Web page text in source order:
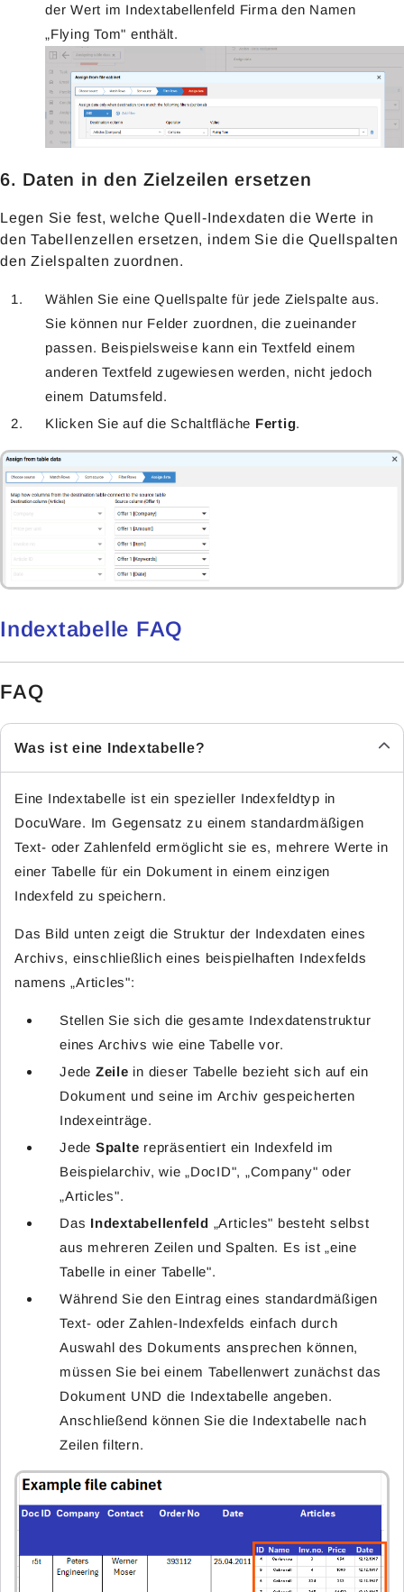
der Wert im Indextabellenfeld Firma den Namen
„Flying Tom" enthält.
6. Daten in den Zielzeilen ersetzen
Legen Sie fest, welche Quell-Indexdaten die Werte in
den Tabellenzellen ersetzen, indem Sie die Quellspalten
den Zielspalten zuordnen.
Wählen Sie eine Quellspalte für jede Zielspalte aus.
Sie können nur Felder zuordnen, die zueinander
passen. Beispielsweise kann ein Textfeld einem
anderen Textfeld zugewiesen werden, nicht jedoch
einem Datumsfeld.
Klicken Sie auf die Schaltfläche Fertig.
Indextabelle FAQ
FAQ
Was ist eine Indextabelle?
Eine Indextabelle ist ein spezieller Indexfeldtyp in
DocuWare. Im Gegensatz zu einem standardmäßigen
Text- oder Zahlenfeld ermöglicht sie es, mehrere Werte in
einer Tabelle für ein Dokument in einem einzigen
Indexfeld zu speichern.
Das Bild unten zeigt die Struktur der Indexdaten eines
Archivs, einschließlich eines beispielhaften Indexfelds
namens „Articles":
Stellen Sie sich die gesamte Indexdatenstruktur
eines Archivs wie eine Tabelle vor.
Jede Zeile in dieser Tabelle bezieht sich auf ein
Dokument und seine im Archiv gespeicherten
Indexeinträge.
Jede Spalte repräsentiert ein Indexfeld im
Beispielarchiv, wie „DocID", „Company" oder
„Articles".
Das Indextabellenfeld „Articles" besteht selbst
aus mehreren Zeilen und Spalten. Es ist „eine
Tabelle in einer Tabelle".
Während Sie den Eintrag eines standardmäßigen
Text- oder Zahlen-Indexfelds einfach durch
Auswahl des Dokuments ansprechen können,
müssen Sie bei einem Tabellenwert zunächst das
Dokument UND die Indextabelle angeben.
Anschließend können Sie die Indextabelle nach
Zeilen filtern.